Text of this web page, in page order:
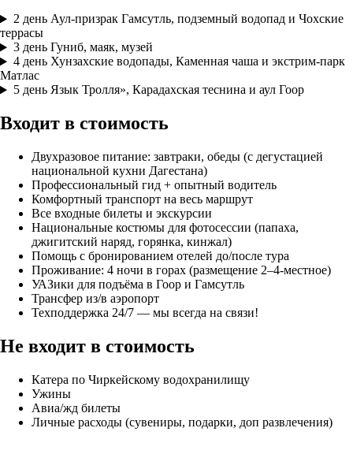
2 день Аул-призрак Гамсутль, подземный водопад и Чохские
террасы
3 день Гуниб, маяк, музей
4 день Хунзахские водопады, Каменная чаша и экстрим-парк
Матлас
5 день Язык Тролля», Карадахская теснина и аул Гоор
Входит в стоимость
Двухразовое питание: завтраки, обеды (с дегустацией
национальной кухни Дагестана)
Профессиональный гид + опытный водитель
Комфортный транспорт на весь маршрут
Все входные билеты и экскурсии
Национальные костюмы для фотосессии (папаха,
джигитский наряд, горянка, кинжал)
Помощь с бронированием отелей до/после тура
Проживание: 4 ночи в горах (размещение 2–4-местное)
УАЗики для подъёма в Гоор и Гамсутль
Трансфер из/в аэропорт
Техподдержка 24/7 — мы всегда на связи!
Не входит в стоимость
Катера по Чиркейскому водохранилищу
Ужины
Авиа/жд билеты
Личные расходы (сувениры, подарки, доп развлечения)